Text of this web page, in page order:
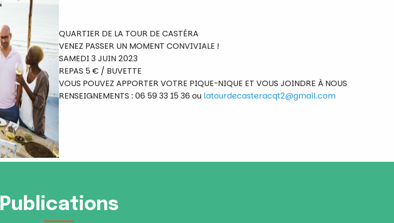
QUARTIER DE LA TOUR DE CASTÉRA
VENEZ PASSER UN MOMENT CONVIVIALE !
SAMEDI 3 JUIN 2023
REPAS 5 € / BUVETTE
VOUS POUVEZ APPORTER VOTRE PIQUE-NIQUE ET VOUS JOINDRE À NOUS
RENSEIGNEMENTS : 06 59 33 15 36 ou latourdecasteracqt2@gmail.com
Publications